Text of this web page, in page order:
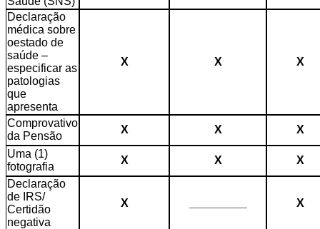
Declaração
médica sobre
oestado de
saúde –
especificar as
patologias
que
apresenta
X X X
Comprovativo
da Pensão
X X
X
Uma (1)
fotografia
X X
X
Declaração
de IRS/
Certidão
negativa
X X